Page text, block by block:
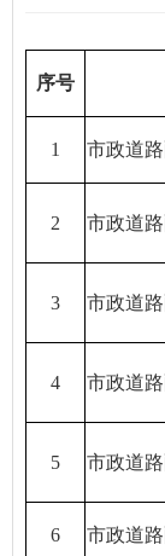
序号
1 市政道
2 市政道
3 市政道
4 市政道
5 市政道
6 市政道